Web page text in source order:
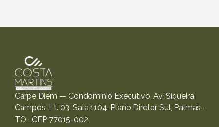
Carpe Diem — Condomínio Executivo, Av. Siqueira
Campos, Lt. 03, Sala 1104, Plano Diretor Sul, Palmas-
TO · CEP 77015-002